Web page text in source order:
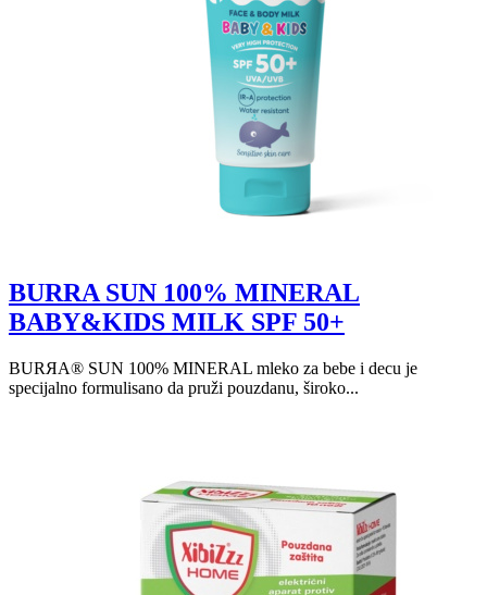
BURRA SUN 100% MINERAL
BABY&KIDS MILK SPF 50+
BURЯA® SUN 100% MINERAL mleko za bebe i decu je
specijalno formulisano da pruži pouzdanu, široko...